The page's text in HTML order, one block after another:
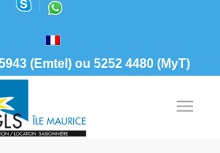
(Emtel) ou 5252 4480 (MyT)